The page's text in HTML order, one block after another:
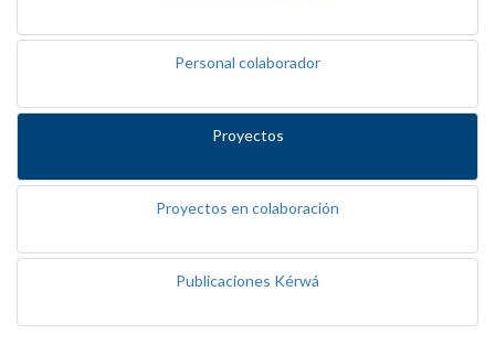
Personal colaborador
Proyectos
Proyectos en colaboración
Publicaciones Kérwá